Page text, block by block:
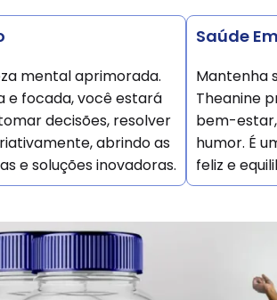
mental aprimorada.
e focada, você estará
decisões, resolver
abrindo as
e soluções inovadoras.
Saúde
Mantenha
Theanine
bem-
humor. É
feliz e